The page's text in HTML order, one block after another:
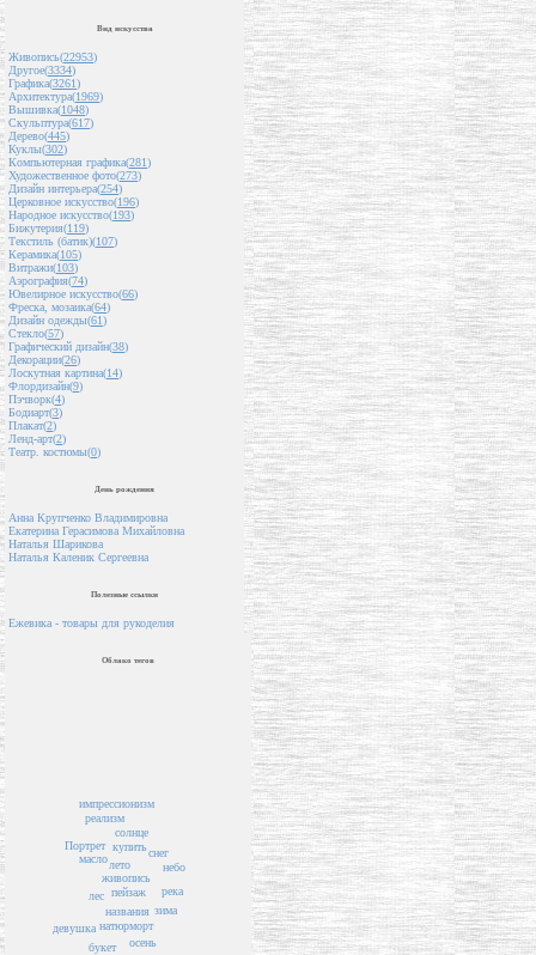
Вид искусства
Живопись(22953)
Другое(3334)
Графика(3261)
Архитектура(1969)
Вышивка(1048)
Скульптура(617)
Дерево(445)
Куклы(302)
Компьютерная графика(281)
Художественное фото(273)
Дизайн интерьера(254)
Церковное искусство(196)
Народное искусство(193)
Бижутерия(119)
Текстиль (батик)(107)
Керамика(105)
Витражи(103)
Аэрография(74)
Ювелирное искусство(66)
Фреска, мозаика(64)
Дизайн одежды(61)
Стекло(57)
Графический дизайн(38)
Декорации(26)
Лоскутная картина(14)
Флордизайн(9)
Пэчворк(4)
Бодиарт(3)
Плакат(2)
Ленд-арт(2)
Театр. костюмы(0)
День рождения
Анна Крупченко Владимировна
Екатерина Герасимова Михайловна
Наталья Шарикова
Наталья Каленик Сергеевна
Полезные ссылки
Ежевика - товары для рукоделия
Облако тегов
пейзаж
названия
живопись
лето
натюрморт
купить
солнце
лес
зима
осень
букет
масло
река
снег
реализм
небо
импрессионизм
Портрет
девушка